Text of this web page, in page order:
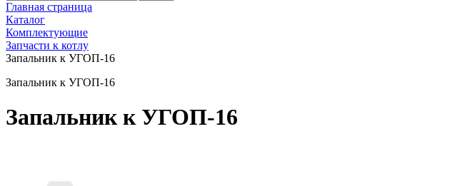
Главная страница
Каталог
Комплектующие
Запчасти к котлу
Запальник к УГОП-16
Запальник к УГОП-16
Запальник к УГОП-16